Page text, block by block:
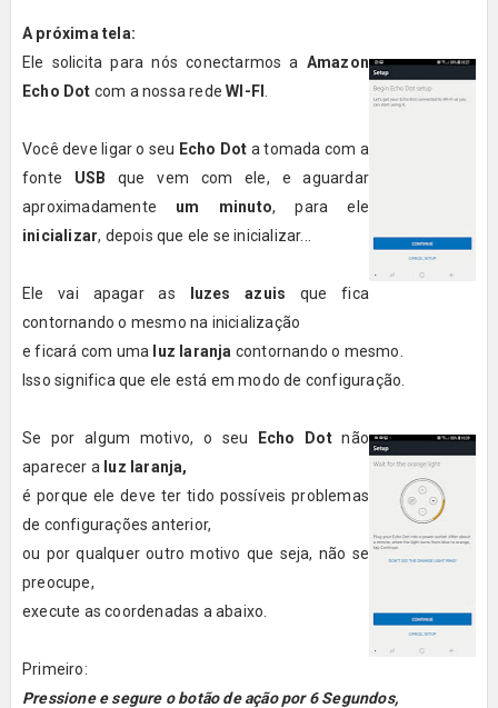
A próxima tela:
Ele solicita para nós conectarmos a Amazon
Echo Dot com a nossa redeWI-FI
Você deve ligar o seu Echo Dot a tomada com a
fonte USB que vem com ele, e aguardar
aproximadamente um minuto, para ele
inicializar, depois que ele se inicializar...
Ele vai apagar as luzes azuis que fica
contornando o mesmo na inicialização
e ficará com uma luz laranja contornando o mesmo.
Isso significa que ele está em modo de configuração.
Se por algum motivo, o seu Echo Dotnão
aparecer a luz laranja,
é porque ele deve ter tido possíveis problemas
de configurações anterior,
ou por qualquer outro motivo que seja, não se
preocupe,
execute as coordenadas a abaixo.
Primeiro:
Pressione e segure o botão de ação por 6 Segundos,